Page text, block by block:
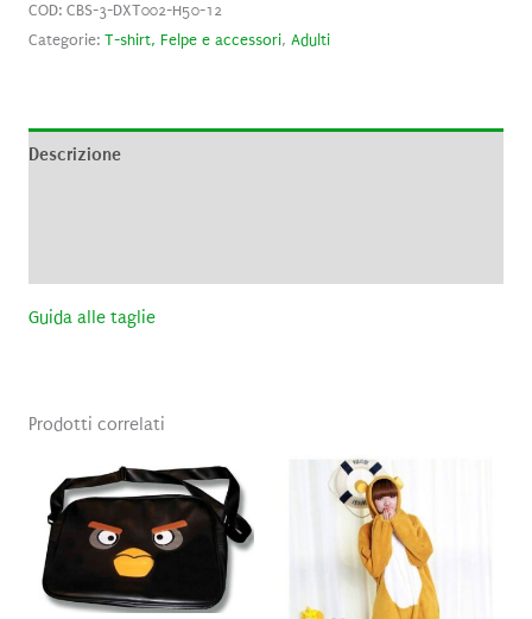
COD: CBS-3-DXT002-H50-12
Categorie: T-shirt, Felpe e accessori, Adulti
Descrizione
Guida alle taglie
Prodotti correlati